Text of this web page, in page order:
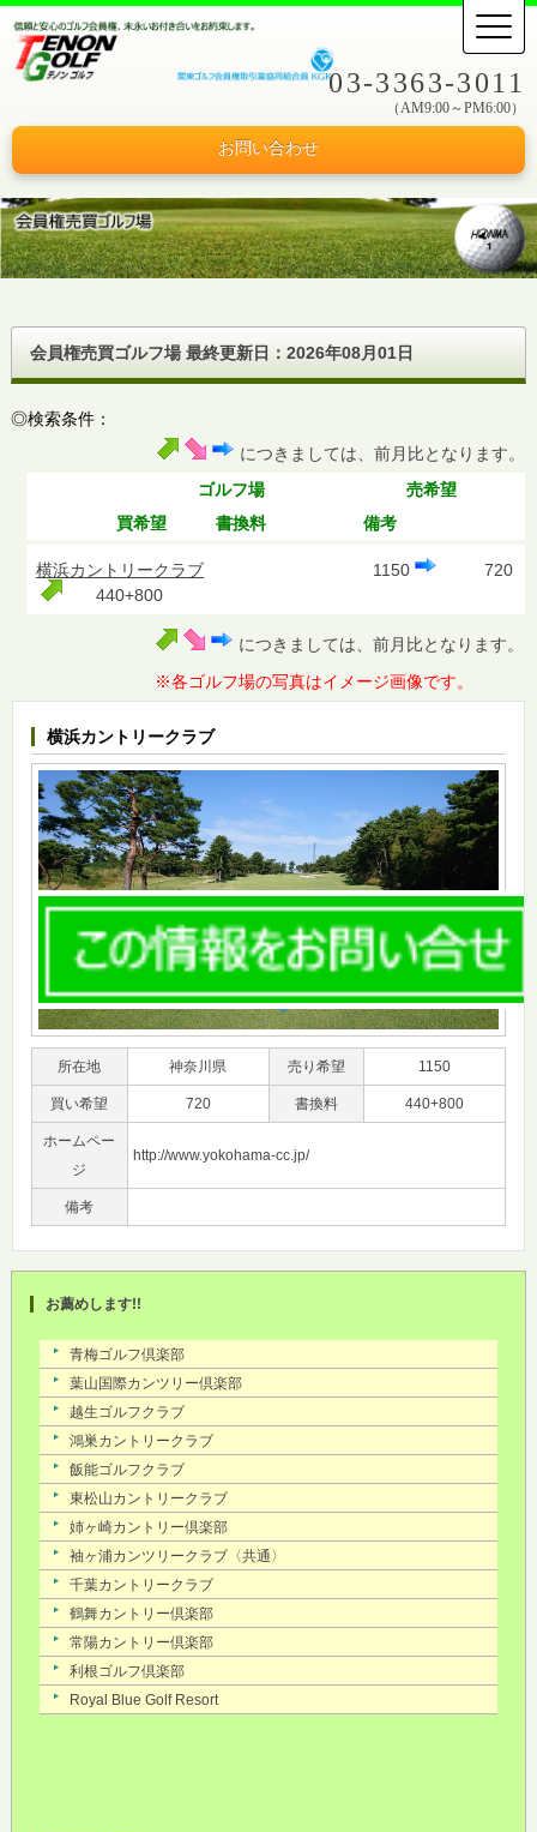
03-3363-3011
（AM9:00～PM6:00）
お問い合わせ
会員権売買ゴルフ場 最終更新日： 2026年08月01日
◎検索条件：
につきましては、前月比となります。
ゴルフ場
売希望
買希望
書換料 備考
横浜カントリークラブ 1150
720
440+800
につきましては、前月比となります。
※各ゴルフ場の写真はイメージ画像です。
横浜カントリークラブ
所在地 神奈川県 売り希望 1150
買い希望 720 書換料 440+800
ホームペー
ジ
http://www.yokohama-cc.jp/
備考
お薦めします!!